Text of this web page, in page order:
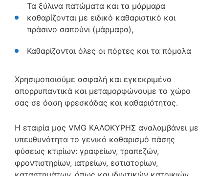
Τα ξύλινα πατώματα και τα μάρμαρα
καθαρίζονται με ειδικό καθαριστικό και
πράσινο σαπούνι (μάρμαρα),
Καθαρίζονται όλες οι πόρτες και τα πόμολα
Χρησιμοποιούμε ασφαλή και εγκεκριμένα
απορρυπαντικά και μεταμορφώνουμε το χώρο
σας σε όαση φρεσκάδας και καθαριότητας.
Η εταιρία μας VMG ΚΑΛΟΚΥΡΗΣ αναλαμβάνει με
υπευθυνότητα το γενικό καθαρισμό πάσης
φύσεως κτιρίων: γραφείων, τραπεζών,
φροντιστηρίων, ιατρείων, εστιατορίων,